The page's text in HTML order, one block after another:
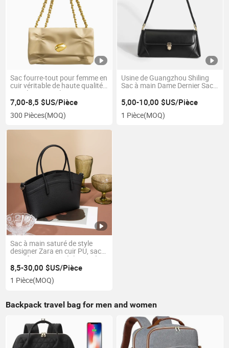
Sac fourre-tout pour femme en
cuir véritable de haute qualité,
populaire, avec logo
personnalisé, sac à main de
luxe
7,00-8,5 $US/Pièce
300 Pièces(MOQ)
Usine de Guangzhou Shiling
Sac à main Dame Dernier Sac
fourre-tout Mode Dame
5,00-10,00 $US/Pièce
1 Pièce(MOQ)
Sac à main saturé de style
designer Zara en cuir PU, sac
pour femmes en réplique très
tendance
8,5-30,00 $US/Pièce
1 Pièce(MOQ)
Backpack travel bag for men and women